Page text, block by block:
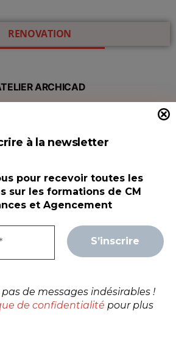
RENOVATION
ARCHICAD
Nouveauté
à la newsletter
pour recevoir toutes les
sur les formations de CM
et Agencement
pas de messages indésirables !
de confidentialité pour plus